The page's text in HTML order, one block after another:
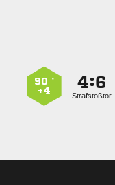
:
Strafstoßtor
90 ’
+4